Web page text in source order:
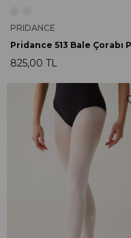
PRIDANCE
825,00 TL